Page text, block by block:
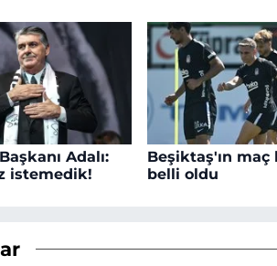
Adalı:
istemedik!
Beşiktaş'ın maç
belli oldu